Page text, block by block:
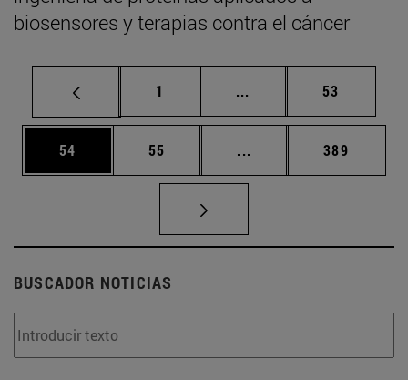
biosensores y terapias contra el cáncer
Página
1 ... Páginas intermedias
Página
53
Página
54 Página
55 ... Páginas intermedias
Página
389
BUSCADOR NOTICIAS